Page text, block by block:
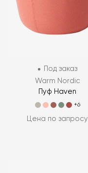
Под заказ
Warm Nordic
Пуф Haven
+6
Цена по запросу